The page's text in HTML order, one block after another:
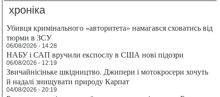
хроніка
Убивця кримінального «авторитета» намагався сховатись від
тюрми в ЗСУ
06/08/2026 - 14:28
НАБУ і САП вручили експослу в США нові підозри
06/08/2026 - 12:19
Звичайнісіньке шкідництво. Джипери і мотокросери хочуть
й надалі знищувати природу Карпат
04/08/2026 - 20:19